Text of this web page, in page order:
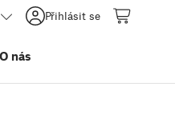
Přihlásit se
O nás